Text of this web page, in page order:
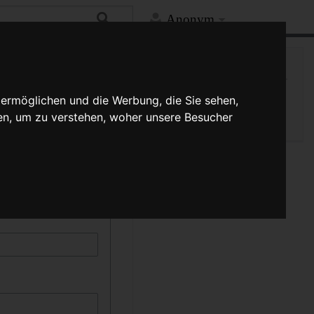
und die Werbung, die Sie sehen,
um zu verstehen, woher unsere Besucher
Anonym
durch die Auswahl
muss
Spezialseite
Druckversion